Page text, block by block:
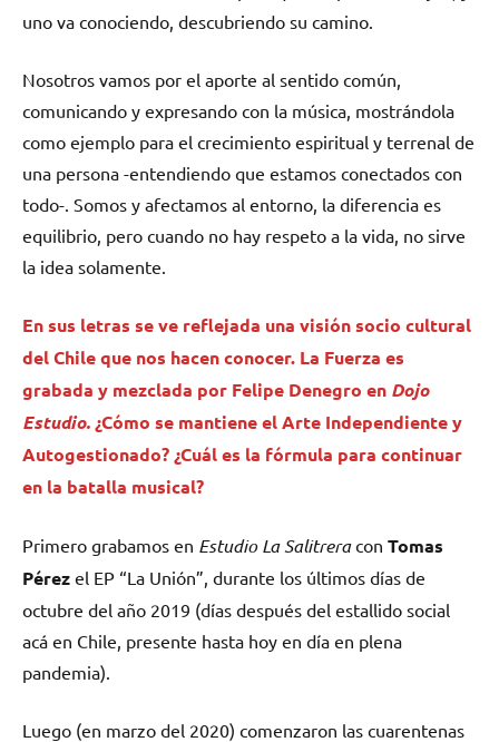
uno va conociendo, descubriendo su camino.
Nosotros vamos por el aporte al sentido común,
comunicando y expresando con la música, mostrándola
como ejemplo para el crecimiento espiritual y terrenal de
una persona -entendiendo que estamos conectados con
todo-. Somos y afectamos al entorno, la diferencia es
equilibrio, pero cuando no hay respeto a la vida, no sirve
la idea solamente.
En sus letras se ve reflejada una visión socio cultural
del Chile que nos hacen conocer. La Fuerza es
grabada y mezclada por Felipe Denegro en Dojo
Estudio. ¿Cómo se mantiene el Arte Independiente y
Autogestionado? ¿Cuál es la fórmula para continuar
en la batalla musical?
Primero grabamos en Estudio La Salitreracon Tomas
Pérez el EP “La Unión”, durante los últimos días de
octubre del año 2019 (días después del estallido social
acá en Chile, presente hasta hoy en día en plena
pandemia).
Luego (en marzo del 2020) comenzaron las cuarentenas